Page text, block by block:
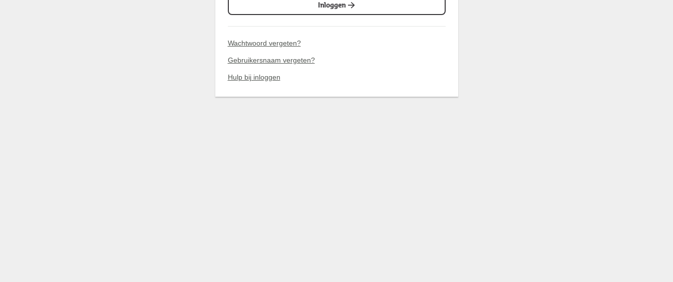
Inloggen
Wachtwoord vergeten?
Gebruikersnaam vergeten?
Hulp bij inloggen